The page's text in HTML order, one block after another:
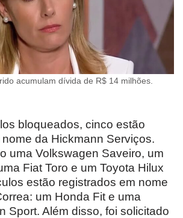
acumulam dívida de R$ 14 milhões.
bloqueados, cinco estão
da Hickmann Serviços.
uma Volkswagen Saveiro, um
Fiat Toro e um Toyota Hilux
estão registrados em nome
um Honda Fit e uma
Sport. Além disso, foi solicitado